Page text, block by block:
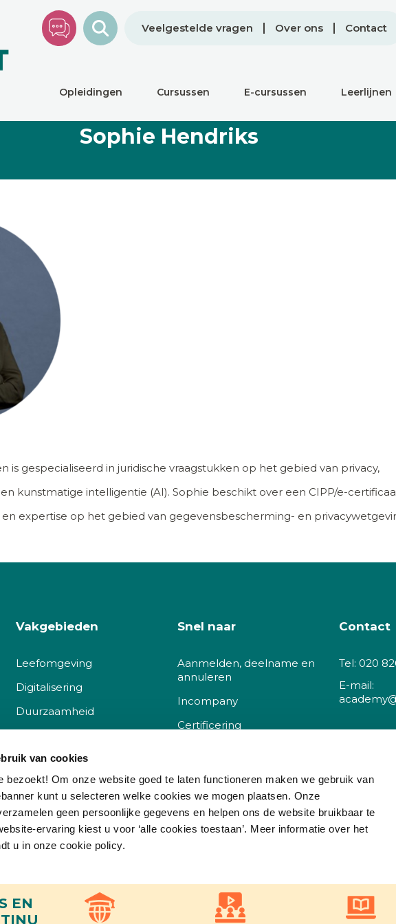
van cookies
bezoekt! Om onze website goed te laten functioneren maken we gebruik van
kunt u selecteren welke cookies we mogen plaatsen. Onze
geen persoonlijke gegevens en helpen ons de website bruikbaar te
ervaring kiest u voor ‘alle cookies toestaan’. Meer informatie over het
u in onze cookie policy.
Voorkeuren
Veelgestelde vragen Over ons Contact
Opleidingen Cursussen E-cursussen Leerlijnen
Sophie Hendriks
is gespecialiseerd in juridische vraagstukken op het gebied van privacy,
kunstmatige intelligentie (AI). Sophie beschikt over een CIPP/e-
expertise op het gebied van gegevensbescherming- en
Vakgebieden
Leefomgeving
Digitalisering
Duurzaamheid
Governance
Snel naar
Aanmelden, deelname en
annuleren
Incompany
Certificering
Klachtenprocedure
Korting
Contact
Tel: 020
E-mail:
BTW nr:
KvK